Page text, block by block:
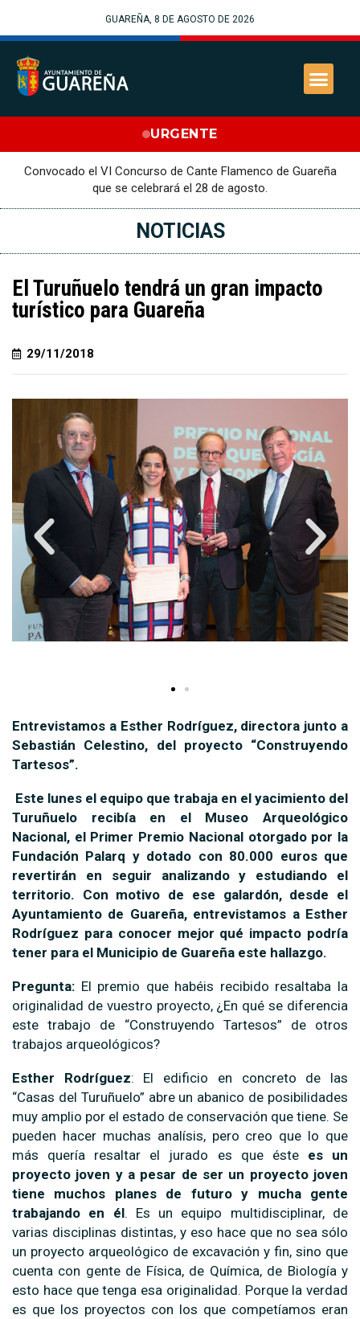
GUAREÑA, 8 DE AGOSTO DE 2026
URGENTE
Convocado el VI Concurso de Cante Flamenco de Guareña
que se celebrará el 28 de agosto.
NOTICIAS
El Turuñuelo tendrá un gran impacto
turístico para Guareña
29/11/2018
Entrevistamos a Esther Rodríguez, directora junto a
Sebastián Celestino, del proyecto “Construyendo
Tartesos”.
Este lunes el equipo que trabaja en el yacimiento del
Turuñuelo recibía en el Museo Arqueológico
Nacional, el Primer Premio Nacional otorgado por la
Fundación Palarq y dotado con 80.000 euros que
revertirán en seguir analizando y estudiando el
territorio. Con motivo de ese galardón, desde el
Ayuntamiento de Guareña, entrevistamos a Esther
Rodríguez para conocer mejor qué impacto podría
tener para el Municipio de Guareña este hallazgo.
Pregunta: El premio que habéis recibido resaltaba la
originalidad de vuestro proyecto, ¿En qué se diferencia
este trabajo de “Construyendo Tartesos” de otros
trabajos arqueológicos?
Esther Rodríguez: El edificio en concreto de las
“Casas del Turuñuelo” abre un abanico de posibilidades
muy amplio por el estado de conservación que tiene. Se
pueden hacer muchas analísis, pero creo que lo que
más quería resaltar el jurado es que éste es un
proyecto joven y a pesar de ser un proyecto joven
tiene muchos planes de futuro y mucha gente
trabajando en él. Es un equipo multidisciplinar, de
varias disciplinas distintas, y eso hace que no sea sólo
un proyecto arqueológico de excavación y fin, sino que
cuenta con gente de Física, de Química, de Biología y
esto hace que tenga esa originalidad. Porque la verdad
es que los proyectos con los que competíamos eran